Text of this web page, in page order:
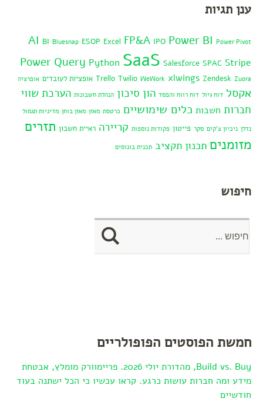
ענן תגיות
AI BI Bluesnap ESOP Excel FP&A IPO Power BI Power Pivot
Power Query Python SaaS Salesforce SPAC Stripe
Trello Twilio WeWork xlwings Zendesk Zuora אופציות לעובדים אופרציה
אקסל דוח גיול דוח רווח והפסד הון סיכון הנהלת חשבונות הערכת שווי
חברות חשבות כלים שימושיים כרטסת מאזן מאזן בוחן מדיניות תגמול
נדלן ניכיון צ'קים סקר פייטון פקודות נוספות קריירה ראיית חשבון תזרים
מזומנים תכנון תקציב תכנית בונוסים
חיפוש
חמשת הפוסטים הפופולריים
Build vs. Buy, מהדורת יולי 2026. פריימוורק מומלץ, אבטחת
מידע ומה חברות עושות כרגע. קראו עכשיו כי הכל ישתנה בעוד
חודשיים